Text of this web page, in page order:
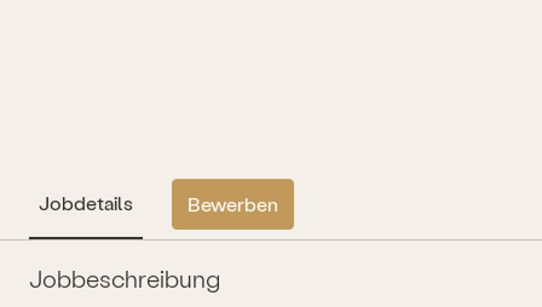
Jobdetails Bewerben
Jobbeschreibung